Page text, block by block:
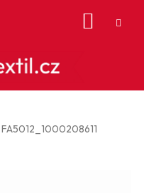
FA5012_1000208611